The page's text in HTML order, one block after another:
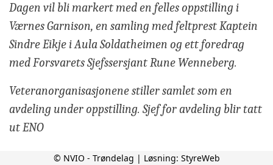
Dagen vil bli markert med en felles oppstilling i
Værnes Garnison, en samling med feltprest Kaptein
Sindre Eikje i Aula Soldatheimen og ett foredrag
med Forsvarets Sjefssersjant Rune Wenneberg.
Veteranorganisasjonene stiller samlet som en
avdeling under oppstilling. Sjef for avdeling blir tatt
ut ENO
© NVIO - Trøndelag | Løsning: StyreWeb